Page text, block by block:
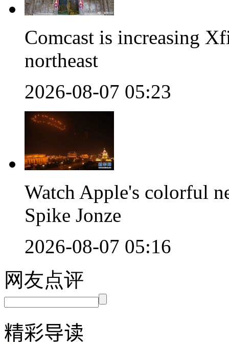
Comcast is increasing
northeast
2026-08-07 05:23
Watch Apple's colorful
Spike Jonze
2026-08-07 05:16
网友点评
精彩导读